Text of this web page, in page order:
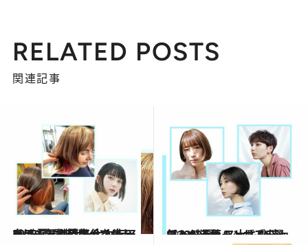
RELATED POSTS
関連記事
2023.7.2
2023夏に映える大人ヘアカラー7選 デザインカラーは人気継続中！ カラーチェンジで夏気分を盛り上げて
ビューティ＆ヘルス 2023.7.1
【2023夏】スッキリ涼し気＆お洒落！ 大人なショート＆ショートボブ5選 マッシュやハンサムショートが人気
ビューティ＆ヘルス